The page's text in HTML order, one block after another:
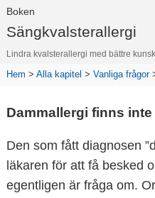
Boken
Sängkvalsterallergi
Lindra kvalsterallergi med bättre
Hem > Alla kapitel > Vanliga frågor
Dammallergi finns inte
Den som fått diagnosen
läkaren för att få besked
egentligen är fråga om.